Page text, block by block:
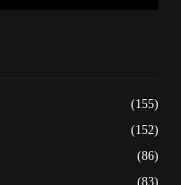
(155)
(152)
(86)
(83)